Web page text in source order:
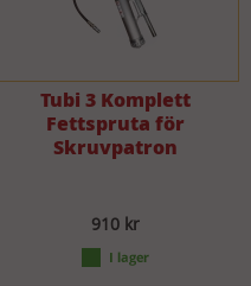
Tubi 3 Komplett
Fettspruta för
Skruvpatron
910 kr